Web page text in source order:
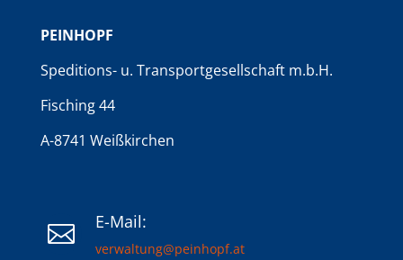
PEINHOPF
Speditions- u. Transportgesellschaft m.b.H.
Fisching 44
A-8741 Weißkirchen
 E-Mail:
verwaltung@peinhopf.at